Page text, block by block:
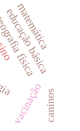
física
vacinação
educação básica
matemática
caninos